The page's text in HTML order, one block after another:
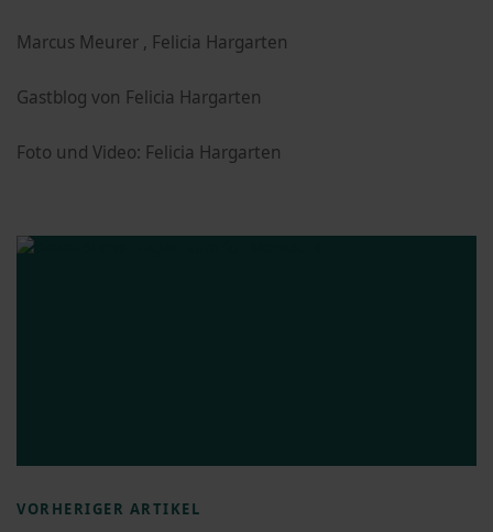
Marcus Meurer , Felicia Hargarten
Gastblog von Felicia Hargarten
Foto und Video: Felicia Hargarten
VORHERIGER ARTIKEL